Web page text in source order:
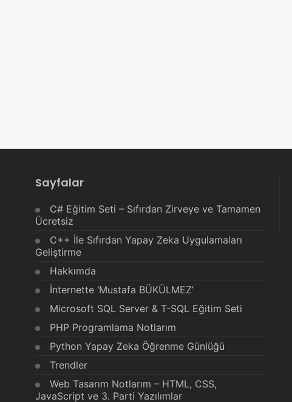
Sayfalar
C# Eğitim Seti – Sıfırdan Zirveye ve Tamamen
Ücretsiz
C++ İle Sıfırdan Yapay Zeka Uygulamaları
Geliştirme
Hakkımda
İnternette ‘Mustafa BÜKÜLMEZ’
Microsoft SQL Server & T-SQL Eğitim Seti
PHP Programlama Notlarım
Python Yapay Zeka Öğrenme Günlüğü
Trendler
Web Tasarım Notlarım – HTML, CSS,
JavaScript ve 3. Parti Yazılımlar